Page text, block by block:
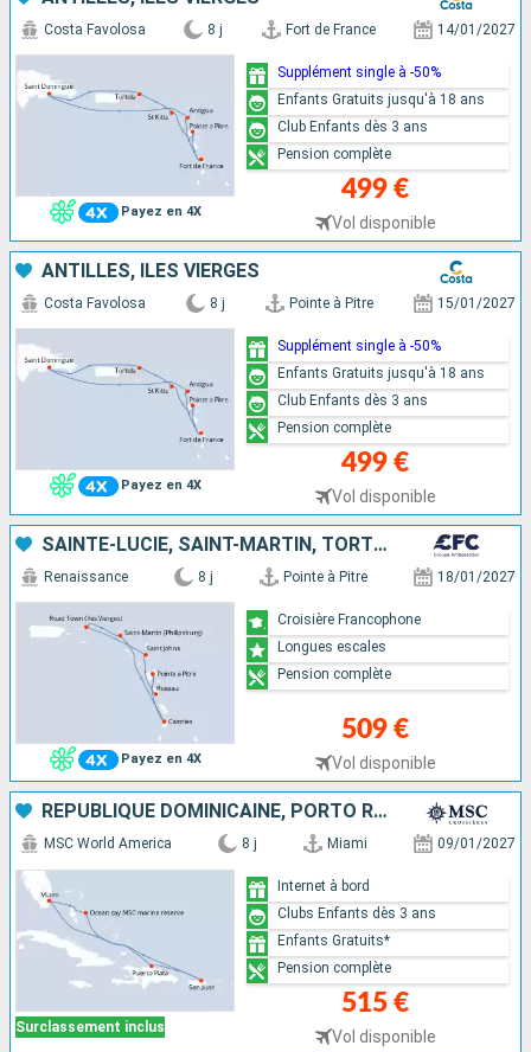
Payez en 4X
Costa Favolosa 8 j Fort de France 14/01/2027
499 €
Vol disponible
Supplément single à -50%
Enfants Gratuits jusqu'à 18 ans
Club Enfants dès 3 ans
Pension complète
ANTILLES, ILES VIERGES
Payez en 4X
Costa Favolosa 8 j Pointe à Pitre 15/01/2027
499 €
Vol disponible
Supplément single à -50%
Enfants Gratuits jusqu'à 18 ans
Club Enfants dès 3 ans
Pension complète
SAINTE-LUCIE, SAINT-MARTIN, TORTOLA, ANTIGUA-ET-BARBUDA, DOMINIQUE, GUADELOUPE
Payez en 4X
Renaissance 8 j Pointe à Pitre 18/01/2027
509 €
Vol disponible
Croisière Francophone
Longues escales
Pension complète
RÉPUBLIQUE DOMINICAINE, PORTO RICO, BAHAMAS, ÉTATS-UNIS
Surclassement inclus
MSC World America 8 j Miami 09/01/2027
515 €
Vol disponible
Internet à bord
Clubs Enfants dès 3 ans
Enfants Gratuits*
Pension complète